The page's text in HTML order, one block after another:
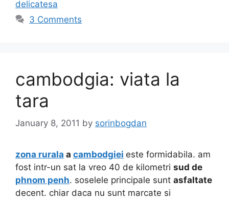
delicatesa
3 Comments
cambodgia: viata la
tara
January 8, 2011 by sorinbogdan
zona rurala a cambodgiei este formidabila. am
fost intr-un sat la vreo 40 de kilometri sud de
phnom penh. soselele principale sunt asfaltate
decent. chiar daca nu sunt marcate si